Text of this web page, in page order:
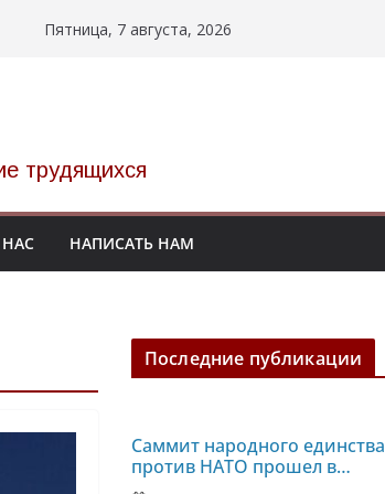
Пятница, 7 августа, 2026
трудящихся
НАПИСАТЬ НАМ
Последние публикации
Саммит народного единства
против НАТО прошел в
Испании